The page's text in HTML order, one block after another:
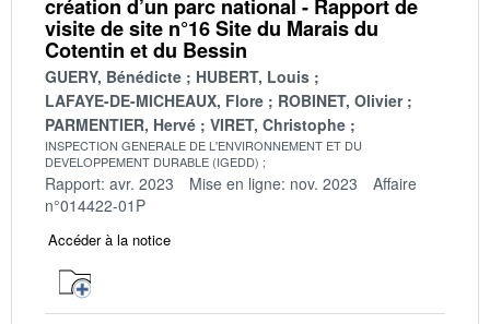
création d’un parc national - Rapport de
visite de site n°16 Site du Marais du
Cotentin et du Bessin
GUERY, Bénédicte
HUBERT, Louis
LAFAYE-DE-MICHEAUX, Flore
ROBINET, Olivier
PARMENTIER, Hervé
VIRET, Christophe
INSPECTION GENERALE DE L'ENVIRONNEMENT ET DU
DEVELOPPEMENT DURABLE (IGEDD)
Rapport: avr. 2023 Mise en ligne: nov. 2023
Affaire
n°014422-01P
Accéder à la notice